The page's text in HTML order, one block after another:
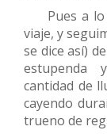
Pues a lo
viaje, y
se dice así)
estupenda
cantidad de
cayendo
trueno de